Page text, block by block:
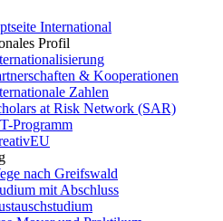
International
Profil
& Kooperationen
Zahlen
at Risk Network (SAR)
Programm
nach Greifswald
mit Abschluss